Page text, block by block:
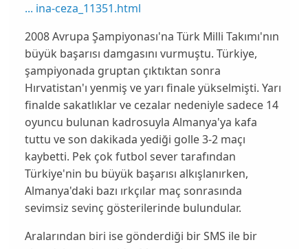
... ina-ceza_11351.html
2008 Avrupa Şampiyonası'na Türk Milli Takımı'nın
büyük başarısı damgasını vurmuştu. Türkiye,
şampiyonada gruptan çıktıktan sonra
Hırvatistan'ı yenmiş ve yarı finale yükselmişti. Yarı
finalde sakatlıklar ve cezalar nedeniyle sadece 14
oyuncu bulunan kadrosuyla Almanya'ya kafa
tuttu ve son dakikada yediği golle 3-2 maçı
kaybetti. Pek çok futbol sever tarafından
Türkiye'nin bu büyük başarısı alkışlanırken,
Almanya'daki bazı ırkçılar maç sonrasında
sevimsiz sevinç gösterilerinde bulundular.
Aralarından biri ise gönderdiği birSMS ile bir